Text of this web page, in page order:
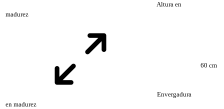
Altura en
madurez
Envergadura
en madurez
60 cm